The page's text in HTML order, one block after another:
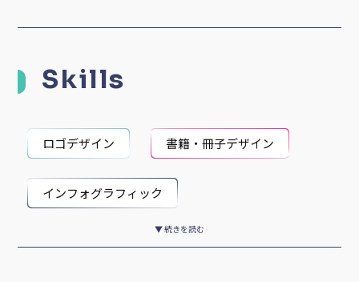
Skills
ロゴデザイン 書籍・冊子デザイン
インフォグラフィック
グラフィックデザイン
▼ 続きを読む